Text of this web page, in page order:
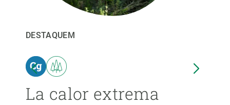
DESTAQUEM
La calor extrema